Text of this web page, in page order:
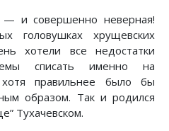
— и совершенно неверная!
головушках хрущевских
хотели все недостатки
списать именно на
хотя правильнее было бы
образом. Так и родился
Тухачевском.